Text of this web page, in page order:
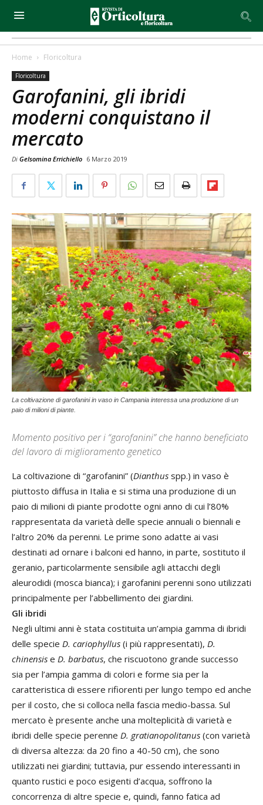
Home Floricoltura
Floricoltura
Garofanini, gli ibridi
moderni conquistano il
mercato
Di Gelsomina Errichiello 6 Marzo 2019
La coltivazione di garofanini in vaso in Campania interessa una produzione di un
paio di milioni di piante.
Momento positivo per i “garofanini” che hanno beneficiato
del lavoro di miglioramento genetico
La coltivazione di “garofanini” (Dianthus spp.) in vaso è
piuttosto diffusa in Italia e si stima una produzione di un
paio di milioni di piante prodotte ogni anno di cui l’80%
rappresentata da varietà delle specie annuali o biennali e
l’altro 20% da perenni. Le prime sono adatte ai vasi
destinati ad ornare i balconi ed hanno, in parte, sostituto il
geranio, particolarmente sensibile agli attacchi degli
aleurodidi (mosca bianca); i garofanini perenni sono utilizzati
principalmente per l’abbellimento dei giardini.
Gli ibridi
Negli ultimi anni è stata costituita un’ampia gamma di ibridi
delle specie D. cariophyllus (i più rappresentati), D.
chinensis e D. barbatus, che riscuotono grande successo
sia per l’ampia gamma di colori e forme sia per la
caratteristica di essere rifiorenti per lungo tempo ed anche
per il costo, che si colloca nella fascia medio-bassa. Sul
mercato è presente anche una molteplicità di varietà e
ibridi delle specie perenne D. gratianopolitanus (con varietà
di diversa altezza: da 20 fino a 40-50 cm), che sono
utilizzati nei giardini; tuttavia, pur essendo interessanti in
quanto rustici e poco esigenti d’acqua, soffrono la
concorrenza di altre specie e, quindi, fanno fatica ad